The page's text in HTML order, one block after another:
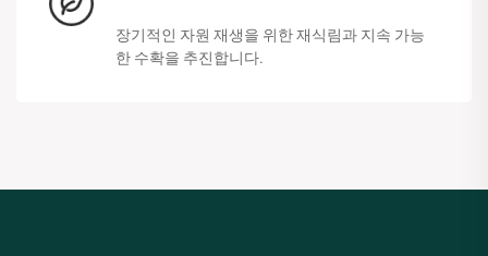
장기적인 자원 재생을 위한 재식림과 지속 가능
한 수확을 추진합니다.